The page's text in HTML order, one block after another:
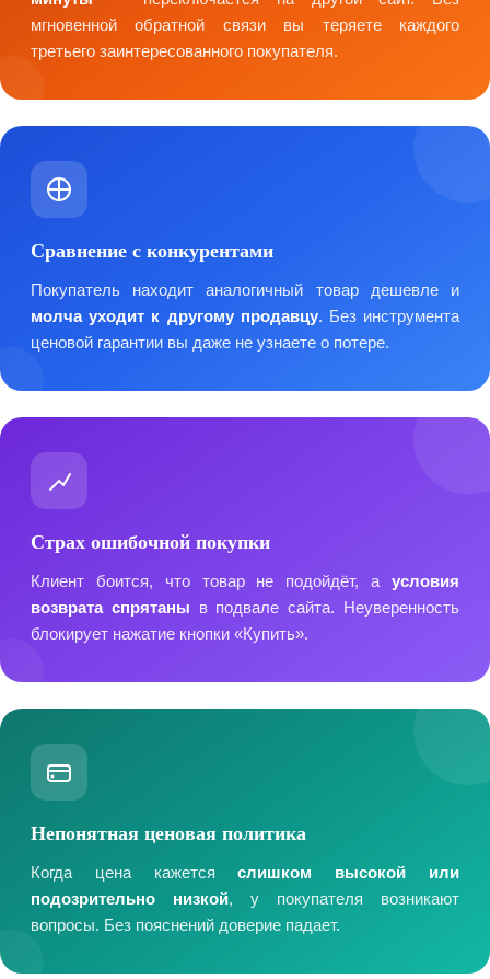
мгновенной обратной связи вы теряете каждого
третьего заинтересованного покупателя.
Сравнение с конкурентами
Покупатель находит аналогичный товар дешевле и
молча уходит к другому продавцу. Без инструмента
ценовой гарантии вы даже не узнаете о потере.
Страх ошибочной покупки
Клиент боится, что товар не подойдёт, а условия
возврата спрятаны в подвале сайта. Неуверенность
блокирует нажатие кнопки «Купить».
Непонятная ценовая политика
Когда цена кажетсяслишком высокой или
подозрительно низкой, у покупателя возникают
вопросы. Без пояснений доверие падает.